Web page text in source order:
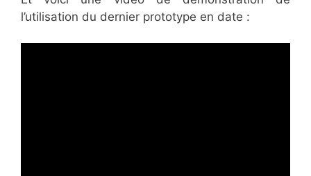
l’utilisation du dernier prototype en date :